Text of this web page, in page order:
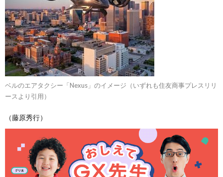
ベルのエアタクシー「Nexus」のイメージ（いずれも住友商事プレスリリ
ースより引用）
（藤原秀行）